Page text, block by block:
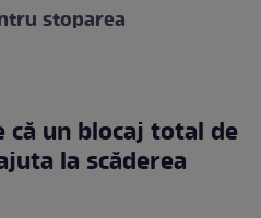
stoparea
un blocaj total de
la scăderea